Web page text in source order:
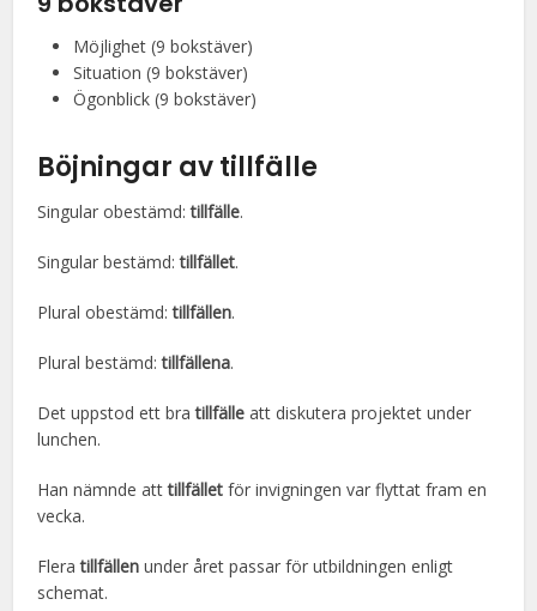
Möjlighet (9 bokstäver)
Situation (9 bokstäver)
Ögonblick (9 bokstäver)
Böjningar av tillfälle
Singular obestämd:tillfälle.
Singular bestämd:tillfället.
Plural obestämd:tillfällen.
Plural bestämd:tillfällena.
Det uppstod ett bratillfälle att diskutera projektet under
lunchen.
Han nämnde atttillfället för invigningen var flyttat fram en
vecka.
Fleratillfällen under året passar för utbildningen enligt
schemat.